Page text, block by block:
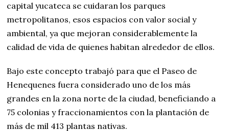
capital yucateca se cuidaran los parques
metropolitanos, esos espacios con valor social y
ambiental, ya que mejoran considerablemente la
calidad de vida de quienes habitan alrededor de ellos.
Bajo este concepto trabajó para que el Paseo de
Henequenes fuera considerado uno de los más
grandes en la zona norte de la ciudad, beneficiando a
75 colonias y fraccionamientos con la plantación de
más de mil 413 plantas nativas.